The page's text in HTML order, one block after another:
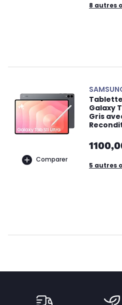
8 autres
Comparer
Tablette
Galaxy
Gris
5 autres